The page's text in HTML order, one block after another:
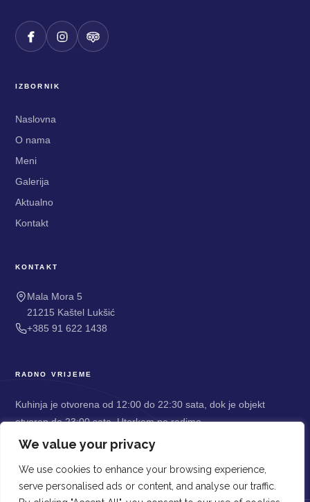
We value your privacy
We use cookies to enhance your browsing experience,
serve personalised ads or content, and analyse our traffic.
IZBORNIK
Naslovna
O nama
Meni
Galerija
Aktualno
Kontakt
KONTAKT
Mala Mora 5
21215 Kaštel Lukšić
+385 91 622 1438
RADNO VRIJEME
Kuhinja je otvorena od 12:00 do 22:30 sata, dok je objekt
otvoren do 23:00 sata. Utorkom ne radimo.
ONLINE REZERVACIJA